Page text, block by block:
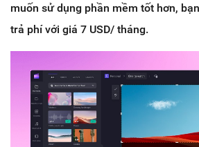
muốn sử dụng phần mềm tốt hơn,
trả phí với giá 7 USD/ tháng.